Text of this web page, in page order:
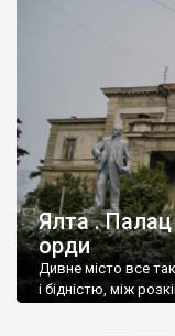
Ялта .
орди
Дивне місто все
і бідністю, між